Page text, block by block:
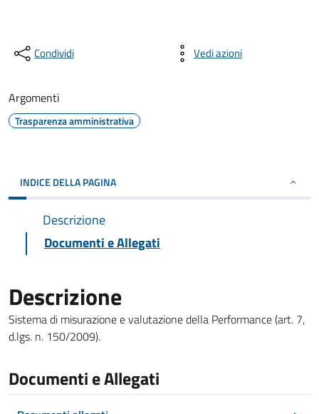
Condividi Vedi azioni
Argomenti
Trasparenza amministrativa
INDICE DELLA PAGINA
Descrizione
Documenti e Allegati
Descrizione
Sistema di misurazione e valutazione della Performance (art. 7,
d.lgs. n. 150/2009).
Documenti e Allegati